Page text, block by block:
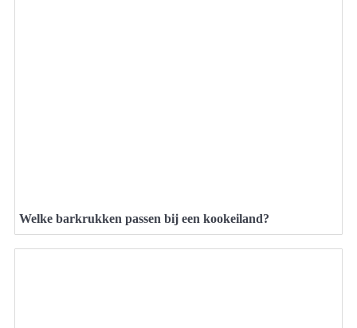
Welke barkrukken passen bij een kookeiland?